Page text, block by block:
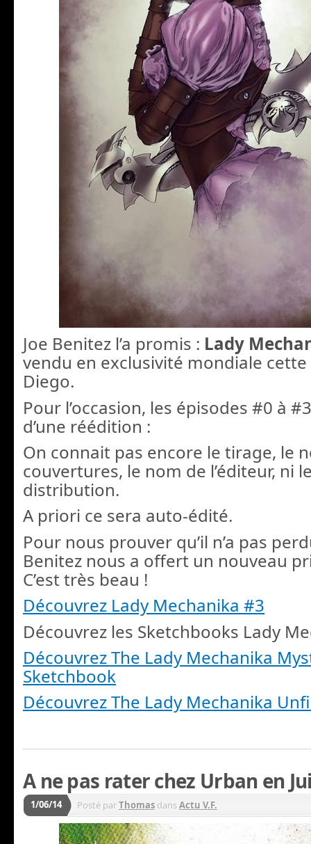
Joe Benitez l’a promis : Lady
vendu en exclusivité mondiale cette
Diego.
Pour l’occasion, les épisodes #0 à
d’une réédition :
On connait pas encore le tirage, le
couvertures, le nom de l’éditeur, ni
distribution.
A priori ce sera auto-édité.
Pour nous prouver qu’il n’a pas
Benitez nous a offert un nouveau
C’est très beau !
Découvrez Lady Mechanika #3
Découvrez les Sketchbooks Lady
Découvrez The Lady Mechanika
Sketchbook
Découvrez The Lady Mechanika
A ne pas rater chez Urban en
1/06/14 Posté parThomas dansActu V.F.